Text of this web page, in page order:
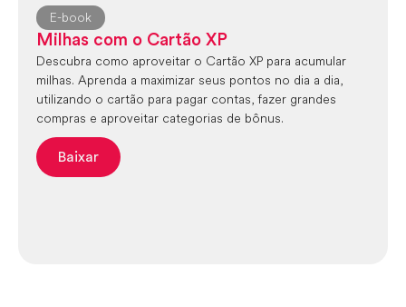
E-book
Milhas com o Cartão XP
Descubra como aproveitar o Cartão XP para acumular
milhas. Aprenda a maximizar seus pontos no dia a dia,
utilizando o cartão para pagar contas, fazer grandes
compras e aproveitar categorias de bônus.
Baixar